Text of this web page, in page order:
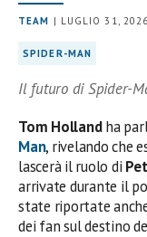
TEAM | LUGLIO 31, 2026
SPIDER-MAN
Il futuro di Spider-
Tom Hollandha
Man, rivelando che
lascerà il ruolo di
arrivate durante il
state riportate
dei fan sul destino